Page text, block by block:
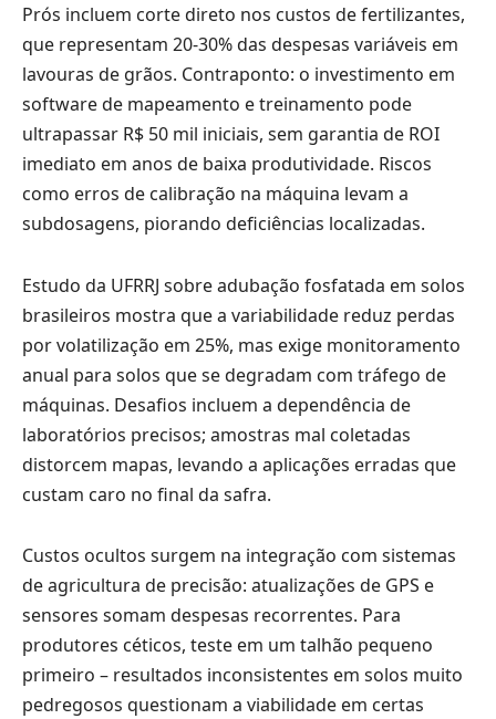
Prós incluem corte direto nos custos de fertilizantes,
que representam 20-30% das despesas variáveis em
lavouras de grãos. Contraponto: o investimento em
software de mapeamento e treinamento pode
ultrapassar R$ 50 mil iniciais, sem garantia de ROI
imediato em anos de baixa produtividade. Riscos
como erros de calibração na máquina levam a
subdosagens, piorando deficiências localizadas.
Estudo da UFRRJ sobre adubação fosfatada em solos
brasileiros mostra que a variabilidade reduz perdas
por volatilização em 25%, mas exige monitoramento
anual para solos que se degradam com tráfego de
máquinas. Desafios incluem a dependência de
laboratórios precisos; amostras mal coletadas
distorcem mapas, levando a aplicações erradas que
custam caro no final da safra.
Custos ocultos surgem na integração com sistemas
de agricultura de precisão: atualizações de GPS e
sensores somam despesas recorrentes. Para
produtores céticos, teste em um talhão pequeno
primeiro – resultados inconsistentes em solos muito
pedregosos questionam a viabilidade em certas